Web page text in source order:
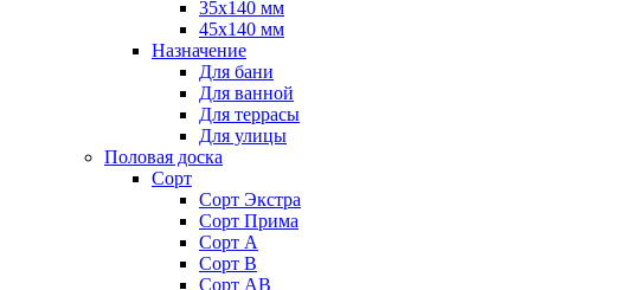
35х140 мм
45х140 мм
Назначение
Для бани
Для ванной
Для террасы
Для улицы
Половая доска
Сорт
Сорт Экстра
Сорт Прима
Сорт А
Сорт В
Сорт АВ